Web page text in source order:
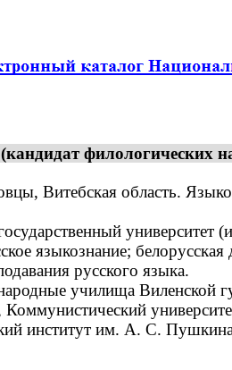
филологических
Витебская область.
университет
языкознание; белорусская
русского языка.
училища Виленской
институт им. А. С.